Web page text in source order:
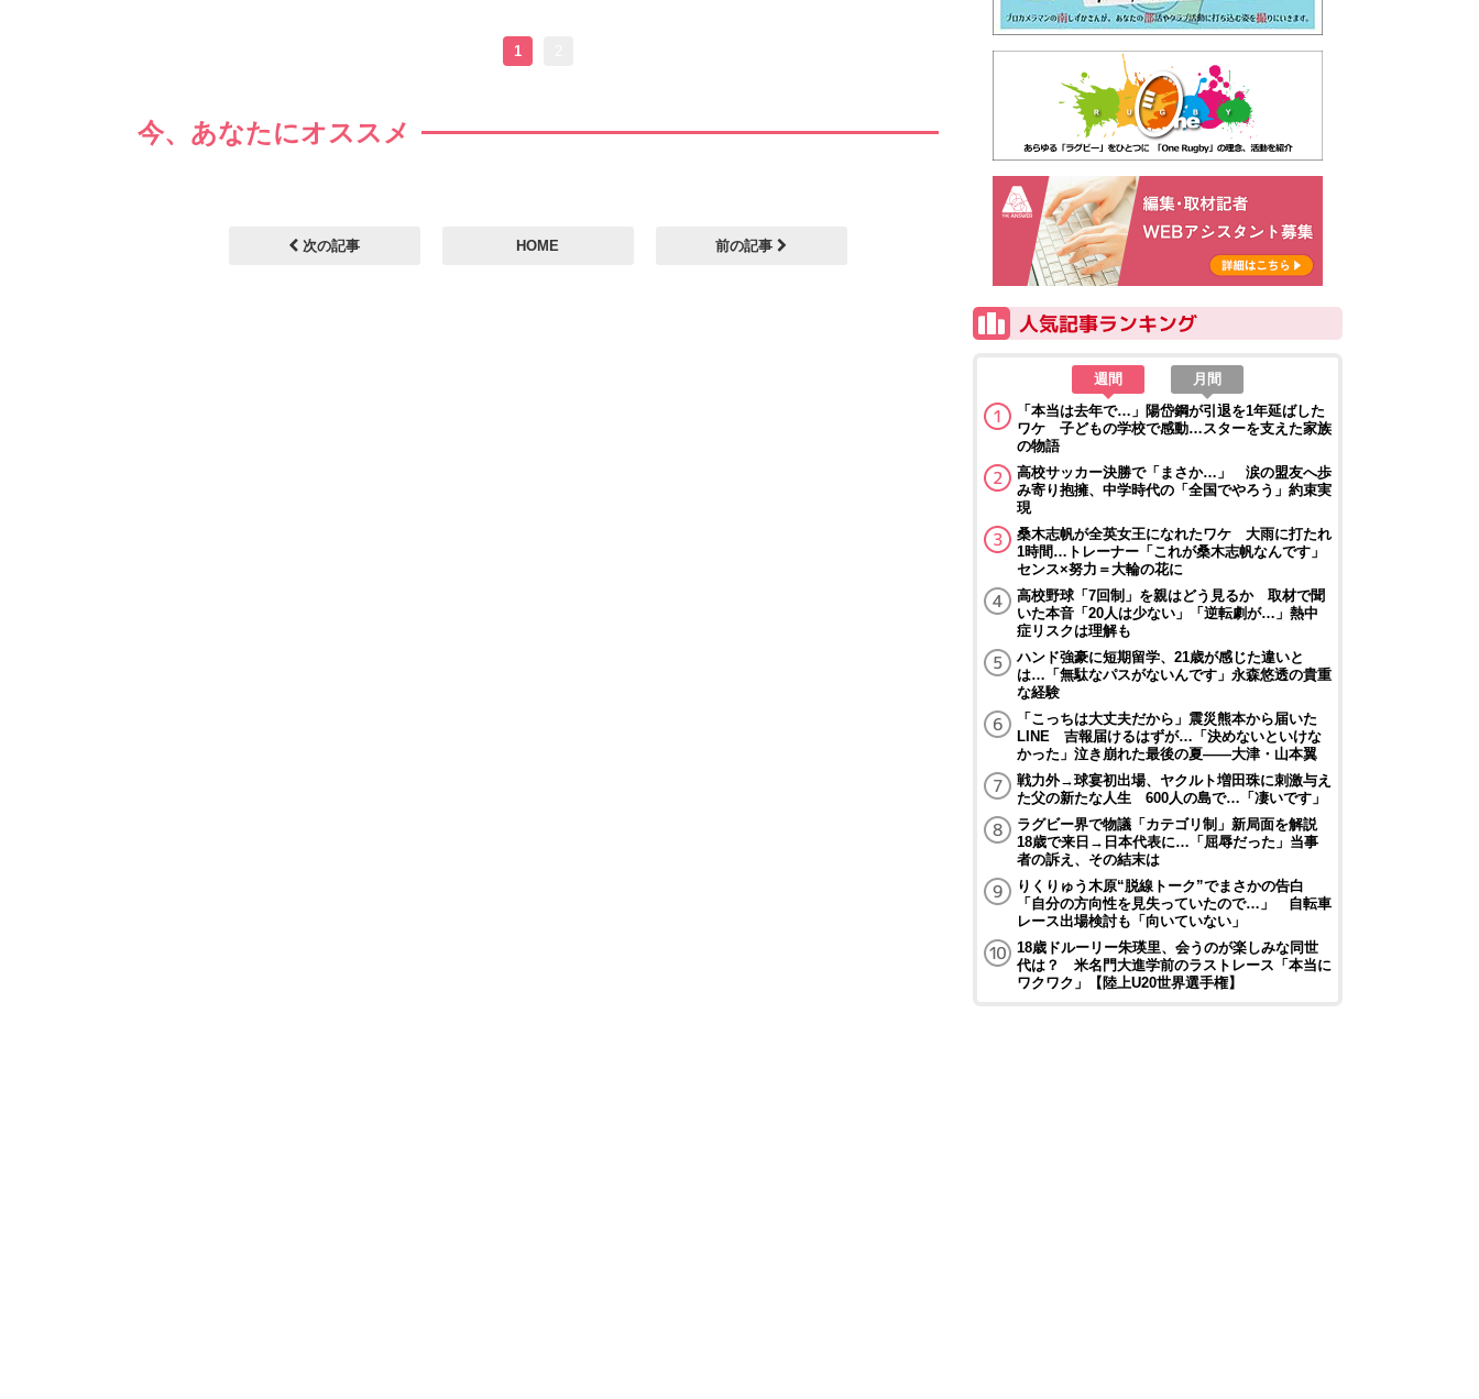
1
今、あなたにオススメ
次の記事 HOME 前の記事
週間
月間
「本当は去年で…」陽岱鋼が引退を1年延ばした
ワケ 子どもの学校で感動…スターを支えた家族
の物語
高校サッカー決勝で「まさか…」 涙の盟友へ歩
み寄り抱擁、中学時代の「全国でやろう」約束実
現
桑木志帆が全英女王になれたワケ 大雨に打たれ
1時間…トレーナー「これが桑木志帆なんです」
センス×努力＝大輪の花に
高校野球「7回制」を親はどう見るか 取材で聞
いた本音「20人は少ない」「逆転劇が…」熱中
症リスクは理解も
ハンド強豪に短期留学、21歳が感じた違いと
は…「無駄なパスがないんです」永森悠透の貴重
な経験
「こっちは大丈夫だから」震災熊本から届いた
LINE 吉報届けるはずが…「決めないといけな
かった」泣き崩れた最後の夏――大津・山本翼
戦力外→球宴初出場、ヤクルト増田珠に刺激与え
た父の新たな人生 600人の島で…「凄いです」
ラグビー界で物議「カテゴリ制」新局面を解説
18歳で来日→日本代表に…「屈辱だった」当事
者の訴え、その結末は
りくりゅう木原“脱線トーク”でまさかの告白
「自分の方向性を見失っていたので…」 自転車
レース出場検討も「向いていない」
18歳ドルーリー朱瑛里、会うのが楽しみな同世
代は？ 米名門大進学前のラストレース「本当に
ワクワク」【陸上U20世界選手権】